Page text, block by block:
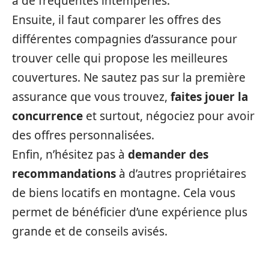
Ensuite, il faut comparer les offres des
différentes compagnies d’assurance pour
trouver celle qui propose les meilleures
couvertures. Ne sautez pas sur la première
assurance que vous trouvez, faites jouer la
concurrence et surtout, négociez pour avoir
des offres personnalisées.
Enfin, n’hésitez pas à demander des
recommandations à d’autres propriétaires
de biens locatifs en montagne. Cela vous
permet de bénéficier d’une expérience plus
grande et de conseils avisés.